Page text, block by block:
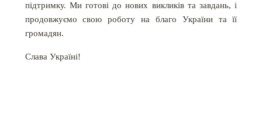
підтримку. Ми готові до нових викликів та завдань, і
продовжуємо свою роботу на благо України та її
громадян.
Слава Україні!